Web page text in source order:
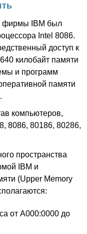
фирмы IBM был
Intel 8086.
доступ к
килобайт памяти
и программ
памяти
компьютеров,
8086, 80186, 80286,
пространства
IBM и
(Upper Memory
от A000:0000 до